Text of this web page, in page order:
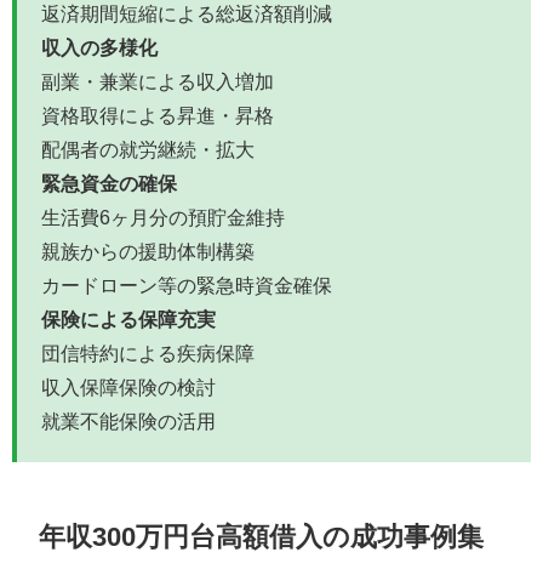
返済期間短縮による総返済額削減
収入の多様化
副業・兼業による収入増加
資格取得による昇進・昇格
配偶者の就労継続・拡大
緊急資金の確保
生活費6ヶ月分の預貯金維持
親族からの援助体制構築
カードローン等の緊急時資金確保
保険による保障充実
団信特約による疾病保障
収入保障保険の検討
就業不能保険の活用
年収300万円台高額借入の成功事例集